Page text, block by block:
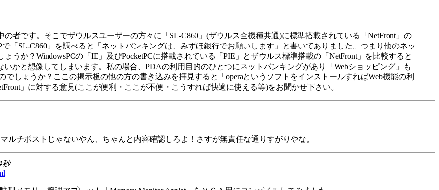
者です。そこでザウルスユーザーの方々に「SL-C860」(ザウルス全機種共通)に標準搭載されている「NetFront」の
「SL-C860」を調べると「ネットバンキングは、みずほ銀行でお願いします」と書いてありました。つまり他のネッ
うか？WindowsPCの「IE」及びPocketPCに搭載されている「PIE」とザウルス標準搭載の「NetFront」を比較すると
かと想像してしまいます。私の場合、PDAの利用目的のひとつにネットバンキングがあり「Webショッピング」も
しょうか？ここの掲示板の他の方の書き込みを拝見すると「operaというソフトをインストールすればWeb機能の利
」に対する意見(ここが便利・ここが不便・こうすれば快適に使える等)をお聞かせ下さい。
ルチポストじゃないやん、ちゃんと内容確認しろよ！さすが無責任な通りすがりやな。
秒